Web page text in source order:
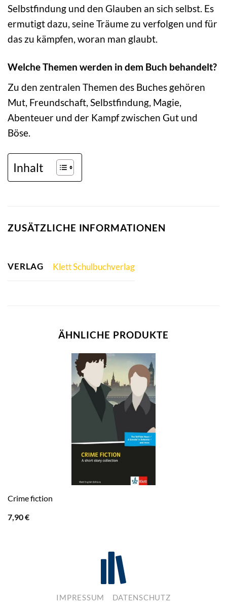
Selbstfindung und den Glauben an sich selbst. Es
ermutigt dazu, seine Träume zu verfolgen und für
das zu kämpfen, woran man glaubt.
Welche Themen werden in dem Buch behandelt?
Zu den zentralen Themen des Buches gehören
Mut, Freundschaft, Selbstfindung, Magie,
Abenteuer und der Kampf zwischen Gut und
Böse.
Inhalt
ZUSÄTZLICHE INFORMATIONEN
VERLAG Klett Schulbuchverlag
ÄHNLICHE PRODUKTE
Crime fiction
7,90€
IMPRESSUM DATENSCHUTZ